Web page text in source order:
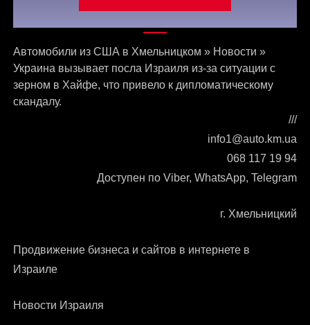
Связаться с нами
Автомобили из США в Хмельницком » Новости »
Украина вызывает посла Израиля из-за ситуации с
зерном в Хайфе, что привело к дипломатическому
скандалу.
///
info1@auto.km.ua
068 117 19 94
Доступен по Viber, WhatsApp, Telegram
г. Хмельницкий
Продвижение бизнеса и сайтов в интернете в
Израиле
Новости Израиля